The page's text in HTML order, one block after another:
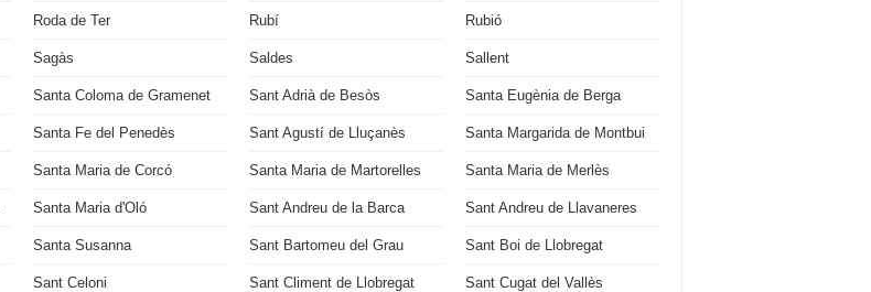
Roda de Ter Rubí Rubió
Sagàs Saldes Sallent
Santa Coloma de Gramenet Sant Adrià de Besòs Santa Eugènia de Berga
Santa Fe del Penedès Sant Agustí de Lluçanès Santa Margarida de Montbui
Santa Maria de Corcó Santa Maria de Martorelles Santa Maria de Merlès
Santa Maria d'Oló Sant Andreu de la Barca Sant Andreu de Llavaneres
Santa Susanna Sant Bartomeu del Grau Sant Boi de Llobregat
Sant Celoni Sant Climent de Llobregat Sant Cugat del Vallès